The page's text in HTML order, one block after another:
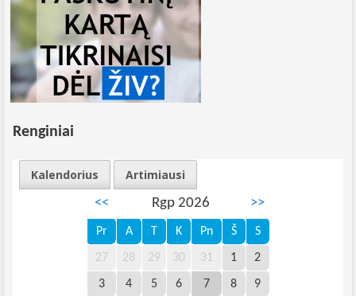
Renginiai
Kalendorius
Artimiausi
<<
Rgp 2026 >>
Pr A T K Pn Š S
27 28 29 30 31 1 2
3 4 5 6 7 8 9